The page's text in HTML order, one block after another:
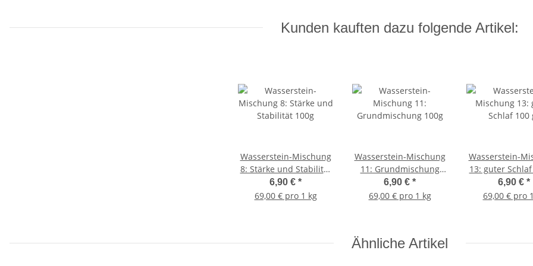
Kunden kauften dazu folgende Artikel:
Wasserstein-Mischung
8: Stärke und Stabilität
100g
6,90 € *
69,00 € pro 1 kg
Wasserstein-Mischung
11: Grundmischung
100g
6,90 € *
69,00 € pro 1 kg
Wasserstein-
13: guter
6,90 € *
69,00 € pro
Ähnliche Artikel